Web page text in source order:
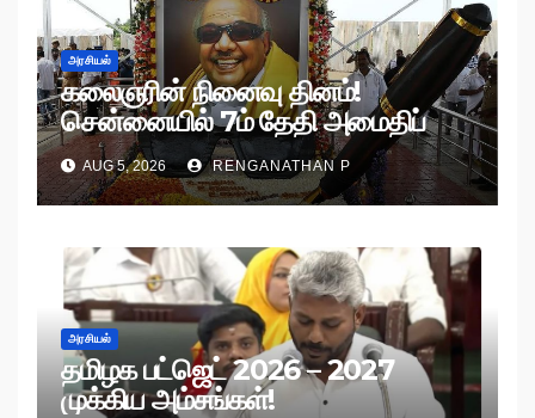
அரசியல்
கலைஞரின் நினைவு தினம்!
சென்னையில் 7ம் தேதி அமைதிப்
பேரணி!
AUG 5, 2026 RENGANATHAN P
அரசியல்
தமிழக பட்ஜெட் 2026 – 2027
முக்கிய அம்சங்கள்!